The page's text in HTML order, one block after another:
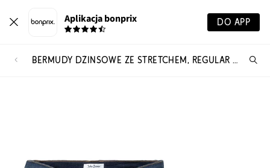
Aplikacja bonprix DO APP
BERMUDY DŻINSOWE ZE STRETCHEM, REGULAR FIT (2 PARY)